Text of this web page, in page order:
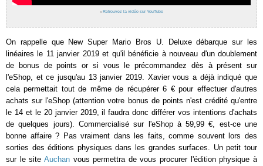
› Retrouvez la vidéo sur YouTube
On rappelle que New Super Mario Bros U. Deluxe débarque sur les
linéaires le 11 janvier 2019 et qu'il bénéficie à nouveau d'un doublement
de bonus de points or si vous le précommandez dès à présent sur
l'eShop, et ce jusqu'au 13 janvier 2019. Xavier vous a déjà indiqué que
cela permettait tout de même de récupérer 6 € pour effectuer d'autres
achats sur l'eShop (attention votre bonus de points n'est crédité qu'entre
le 14 et le 20 janvier 2019, il faudra donc différer vos intentions d'achats
de quelques jours). Commercialisé sur l'eShop à 59,99 €, est-ce une
bonne affaire ? Pas vraiment dans les faits, comme souvent lors des
sorties des éditions physiques dans les grandes surfaces. Un petit tour
sur le site Auchanvous permettra de vous procurer l'édition physique à